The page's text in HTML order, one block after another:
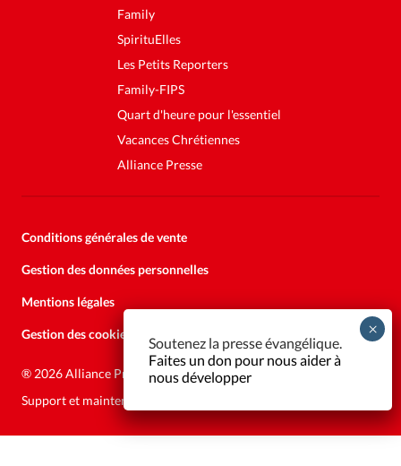
Family
SpirituElles
Les Petits Reporters
Family-FIPS
Quart d'heure pour l'essentiel
Vacances Chrétiennes
Alliance Presse
Conditions générales de vente
Gestion des données personnelles
Mentions légales
Gestion des cookies
® 2026 Alliance Presse
Support et maintenance:
Soutenez la presse évangélique.
Faites un don pour nous aider à
nous développer